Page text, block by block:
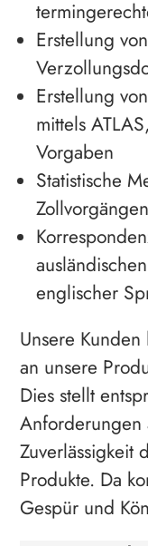
Erstellung
Erstellung
mittels
Vorgaben
Statistische
Zollvorgängen
englischer
Unsere
an unsere
Dies stellt
Zuverlässigkeit
Produkte. Da
Gespür und